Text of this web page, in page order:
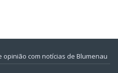
com notícias de Blumenau